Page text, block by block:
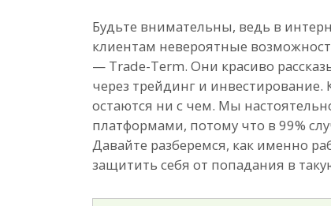
Будьте внимательны, ведь в
клиентам невероятные
— Trade-Term. Они красиво
через трейдинг и
остаются ни с чем. Мы
платформами, потому что в 99%
Давайте разберемся, как именно
защитить себя от попадания в